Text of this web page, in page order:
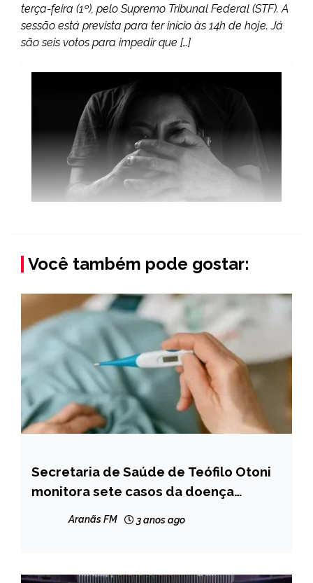
terça-feira (1º), pelo Supremo Tribunal Federal (STF). A
sessão está prevista para ter início às 14h de hoje. Já
são seis votos para impedir que […]
Você também pode gostar:
CAPELINHA
MINAS
Secretaria de Saúde de Teófilo Otoni
monitora sete casos da doença
Aranãs FM 3 anos ago